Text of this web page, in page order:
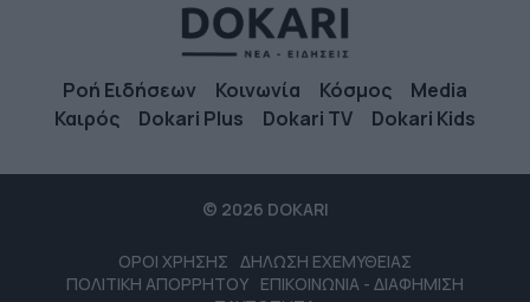
Ροή Ειδήσεων Κοινωνία Κόσμος
Media
Καιρός
Dokari Plus Dokari TV Dokari Kids
© 2026 DOKARI
ΟΡΟΙ ΧΡΗΣΗΣ ΔΗΛΩΣΗ ΕΧΕΜΥΘΕΙΑΣ
ΠΟΛΙΤΙΚΗ ΑΠΟΡΡΗΤΟΥ ΕΠΙΚΟΙΝΩΝΙΑ - ΔΙΑΦΗΜΙΣΗ